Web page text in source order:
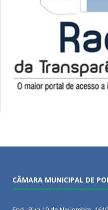
CÂMARA MUNICIPAL DE